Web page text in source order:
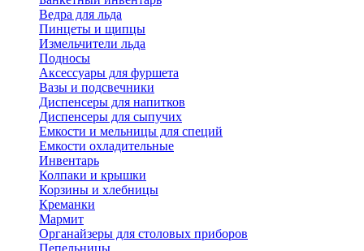
Ведра для льда
Пинцеты и щипцы
Измельчители льда
Подносы
Аксессуары для фуршета
Вазы и подсвечники
Диспенсеры для напитков
Диспенсеры для сыпучих
Емкости и мельницы для специй
Емкости охладительные
Инвентарь
Колпаки и крышки
Корзины и хлебницы
Креманки
Мармит
Органайзеры для столовых приборов
Пепельницы